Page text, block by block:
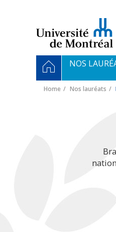
Navigation
principale
HOMENOS
Home Nos lauréats